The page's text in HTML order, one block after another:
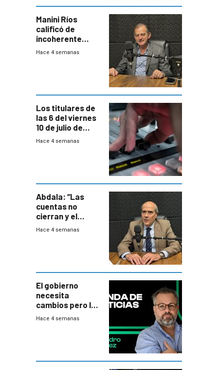
Manini Ríos
calificó de
incoherente
decisión de
Hace 4 semanas
Los titulares de
las 6 del viernes
10 de julio de
2026
Hace 4 semanas
Abdala: “Las
cuentas no
cierran y el
balance del
Hace 4 semanas
El gobierno
necesita
cambios pero los
ministros tienen
Hace 4 semanas